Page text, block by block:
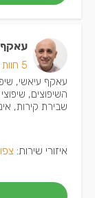
עאקף
5 חוות דעת
עאקף עיאשי,
השיפוצים,
שבירת קירות,
איזורי שירות: